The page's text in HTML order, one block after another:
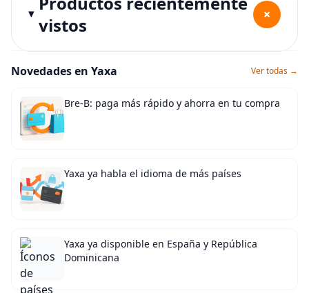
vistos
+
Novedades en Yaxa Ver todas →
Bre-B: paga más rápido y ahorra en tu compra
Yaxa ya habla el idioma de más países
Yaxa ya disponible en España y República
Dominicana